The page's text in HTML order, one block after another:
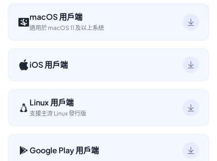
macOS 用戶端
適用於 macOS 11 及以上系統
iOS 用戶端
Linux 用戶端
支援主流 Linux 發行版
Google Play 用戶端